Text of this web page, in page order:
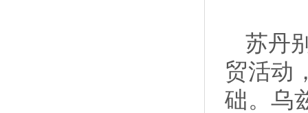
苏丹
贸活动
础。乌